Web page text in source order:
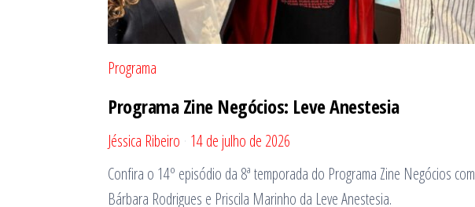
Programa
Programa Zine Negócios: Leve Anestesia
Jéssica Ribeiro 14 de julho de 2026
Confira o 14º episódio da 8ª temporada do Programa Zine Negócios com
Bárbara Rodrigues e Priscila Marinho da Leve Anestesia.